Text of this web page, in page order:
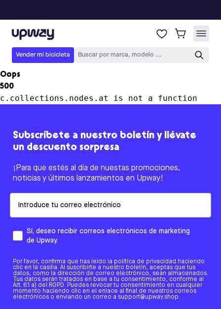
Upway
Vender mi bicicleta Buscar por marca, modelo ...
Oops
500
c.collections.nodes.at is not a function
Subscríbete a nuestro boletín y llévate
un descuento sorpresa
¡Para que estés al día de nuestas promociones,
noticias y últimos lanzamientos en Upway!
Sí, deseo recibir correos electrónicos de marketing
de Upway.
Por favor, confirma que has leído la política de privacidad haciendo
clic en la casilla. Al suscribirte a nuestro boletín, aceptas que tus
datos, como la dirección de correo electrónico, sean almacenados.
Tus datos serán tratados en base a tu consentimiento, conforme al
Art. 6.1 a) del RGPD. Puedes revocar tu consentimiento en cualquier
momento haciendo clic en el enlace al final de nuestros correos
electrónicos o enviando un correo a support@upway.shop.